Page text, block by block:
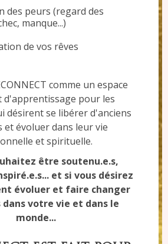
des peurs (regard des
manque...)
de vos rêves
comme un espace
d'apprentissage pour les
désirent se libérer d'anciens
et évoluer dans leur vie
et spirituelle.
être soutenu.e.s,
et si vous désirez
évoluer et faire changer
dans votre vie et dans le
monde...